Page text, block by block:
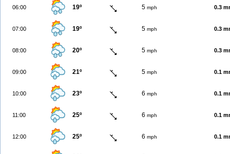
06:00 19º 5 mph 0.3
07:00 19º 5 mph 0.3
08:00 20º 5 mph 0.3
09:00 21º 5 mph 0.1
10:00 23º 6 mph 0.1
11:00 25º 6 mph 0.1
12:00 25º 6 mph 0.1